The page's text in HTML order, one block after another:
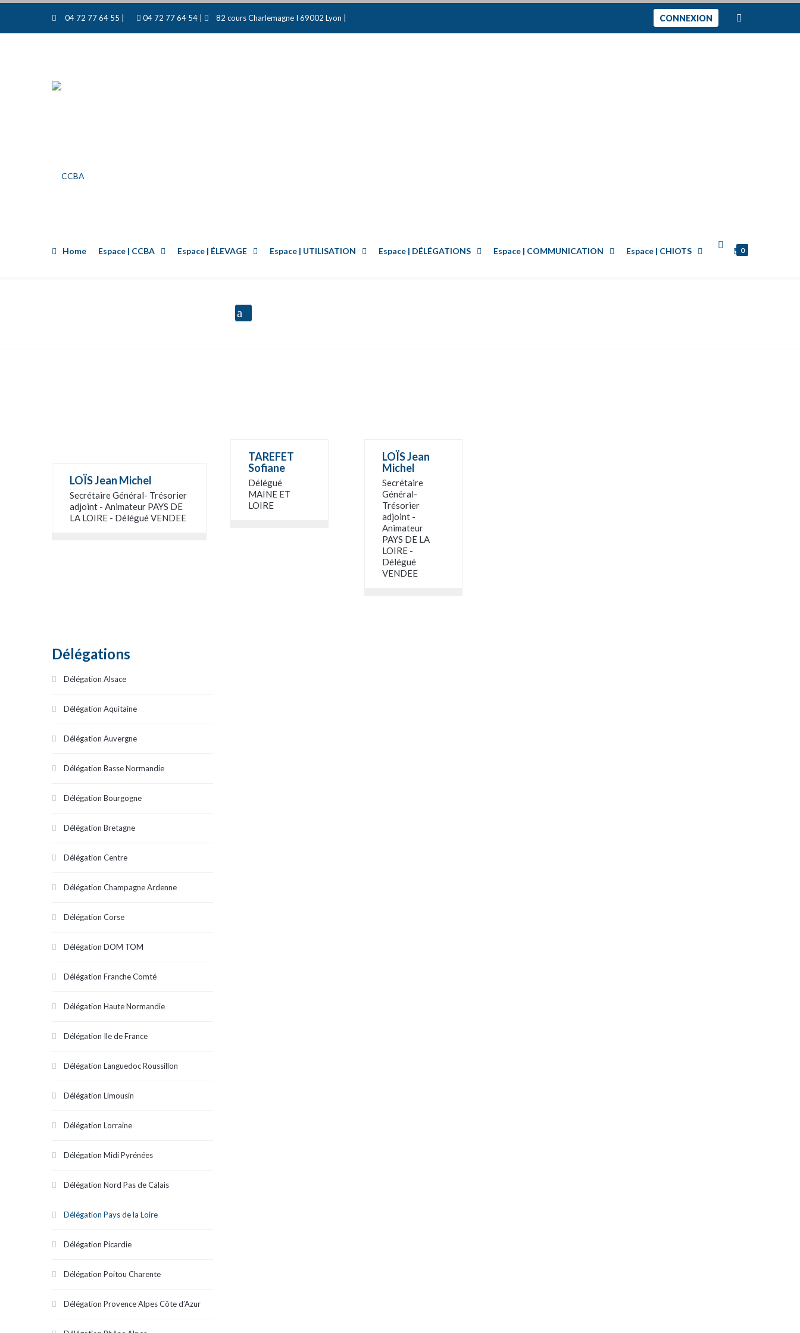
04 72 77 64 55 | 04 72 77 64 54 | 82 cours Charlemagne I 69002 Lyon | CONNEXION
0
Home Espace | CCBA Espace | ÉLEVAGE Espace | UTILISATION Espace | DÉLÉGATIONS Espace | COMMUNICATION Espace | CHIOTS
LOÏS Jean Michel
Secrétaire Général- Trésorier
adjoint - Animateur PAYS DE
LA LOIRE - Délégué VENDEE
TAREFET
Sofiane
Délégué
MAINE ET
LOIRE
LOÏS Jean
Michel
Secrétaire
Général-
Trésorier
adjoint -
Animateur
PAYS DE LA
LOIRE -
Délégué
VENDEE
Délégations
Délégation Alsace
Délégation Aquitaine
Délégation Auvergne
Délégation Basse Normandie
Délégation Bourgogne
Délégation Bretagne
Délégation Centre
Délégation Champagne Ardenne
Délégation Corse
Délégation DOM TOM
Délégation Franche Comté
Délégation Haute Normandie
Délégation Ile de France
Délégation Languedoc Roussillon
Délégation Limousin
Délégation Lorraine
Délégation Midi Pyrénées
Délégation Nord Pas de Calais
Délégation Pays de la Loire
Délégation Picardie
Délégation Poitou Charente
Délégation Provence Alpes Côte d’Azur